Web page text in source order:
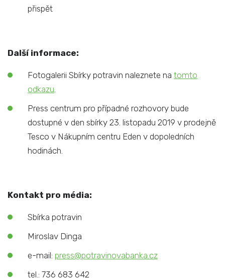
přispět
Další informace:
Fotogalerii Sbírky potravin naleznete na tomto
odkazu.
Press centrum pro případné rozhovory bude
dostupné v den sbírky 23. listopadu 2019 v prodejně
Tesco v Nákupním centru Eden v dopoledních
hodinách.
Kontakt pro média:
Sbírka potravin
Miroslav Dinga
e-mail: press@potravinovabanka.cz
tel.: 736 683 642